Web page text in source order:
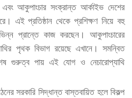
আকুপাংচার সংক্রান্ত আর্কাইভ দেশের
এই প্রতিষ্ঠান থেকে প্রশিক্ষণ নিয়ে বহু
প্রান্তে কাজ করছেন। আকুপাংচারের
পৃথক বিভাগ রয়েছে এখানে। সমন্বিত
গুরুত্ব পায় এই যোগ ও নেচারোপ্যাথি
সরকারি সিদ্ধান্ত বাস্তবায়িত হলে বিকল্প